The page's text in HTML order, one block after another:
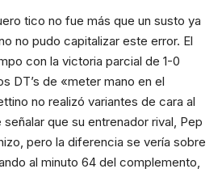
tico no fue más que un susto ya
no pudo capitalizar este error. El
con la victoria parcial de 1-0
DT’s de «meter mano en el
no realizó variantes de cara al
que su entrenador rival, Pep
pero la diferencia se vería sobre
al minuto 64 del complemento,